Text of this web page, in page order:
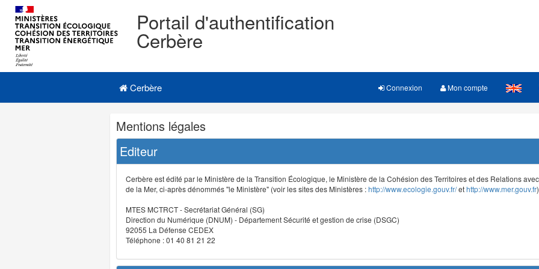
Portail d'authentification
Cerbère
Navigation
Menu principal
Cerbère Connexion Mon compte
Navigation
et
outils
annexes
Mentions légales
Editeur
Cerbère est édité par le Ministère de la Transition Écologique, le Ministère de la Cohésion des Territoires et des Relations
de la Mer, ci-après dénommés "le Ministère" (voir les sites des Ministères :http://www.ecologie.gouv.fr/ethttp://www.mer.gouv.fr
MTES MCTRCT - Secrétariat Général (SG)
Direction du Numérique (DNUM) - Département Sécurité et gestion de crise (DSGC)
92055 La Défense CEDEX
Téléphone : 01 40 81 21 22